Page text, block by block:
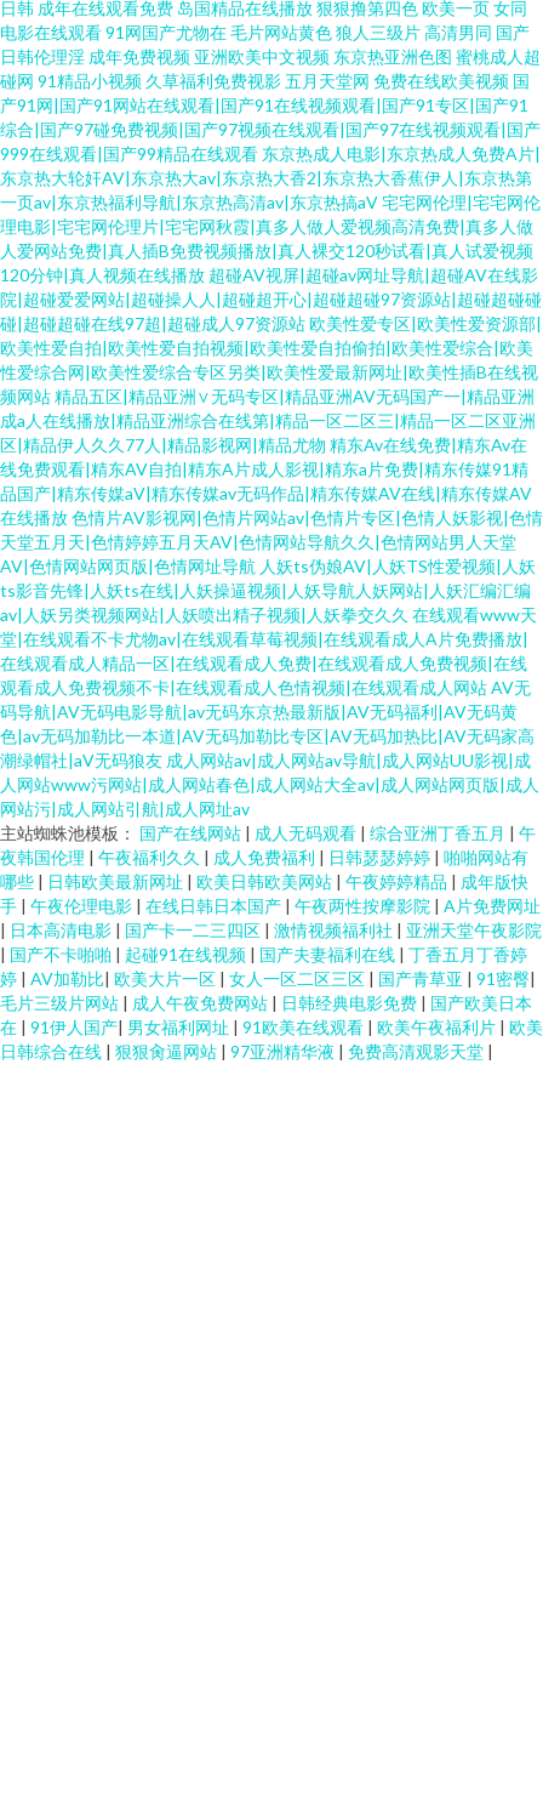
日韩 成年在线观看免费 岛国精品在线播放狠狠撸第四色欧美一页女同
电影在线观看91网国产尤物在毛片网站黄色狼人三级片高清男同 国产
日韩伦理淫 成年免费视频 亚洲欧美中文视频 东京热亚洲色图 蜜桃成人超
碰网 91精品小视频 久草福利免费视影五月天堂网 免费在线欧美视频 国
产91网|国产91网站在线观看|国产91在线视频观看|国产91专区|国产91
综合|国产97碰免费视频|国产97视频在线观看|国产97在线视频观看|国产
999在线观看|国产99精品在线观看 东京热成人电影|东京热成人免费A片|
东京热大轮奸AV|东京热大av|东京热大香2|东京热大香蕉伊人|东京热第
一页av|东京热福利导航|东京热高清av|东京热搞aV宅宅网伦理|宅宅网伦
理电影|宅宅网伦理片|宅宅网秋霞|真多人做人爱视频高清免费|真多人做
人爱网站免费|真人插B免费视频播放|真人裸交120秒试看|真人试爱视频
120分钟|真人视频在线播放 超碰AV视屏|超碰av网址导航|超碰AV在线影
院|超碰爱爱网站|超碰操人人|超碰超开心|超碰超碰97资源站|超碰超碰碰
碰|超碰超碰在线97超|超碰成人97资源站欧美性爱专区|欧美性爱资源部|
欧美性爱自拍|欧美性爱自拍视频|欧美性爱自拍偷拍|欧美性爱综合|欧美
性爱综合网|欧美性爱综合专区另类|欧美性爱最新网址|欧美性插B在线视
频网站精品五区|精品亚洲∨无码专区|精品亚洲AV无码国产一|精品亚洲
成a人在线播放|精品亚洲综合在线第|精品一区二区三|精品一区二区亚洲
区|精品伊人久久77人|精品影视网|精品尤物 精东Av在线免费|精东Av在
线免费观看|精东AV自拍|精东A片成人影视|精东a片免费|精东传媒91精
品国产|精东传媒aV|精东传媒av无码作品|精东传媒AV在线|精东传媒AV
在线播放色情片AV影视网|色情片网站av|色情片专区|色情人妖影视|色情
天堂五月天|色情婷婷五月天AV|色情网站导航久久|色情网站男人天堂
AV|色情网站网页版|色情网址导航 人妖ts伪娘AV|人妖TS性爱视频|人妖
ts影音先锋|人妖ts在线|人妖操逼视频|人妖导航人妖网站|人妖汇编汇编
av|人妖另类视频网站|人妖喷出精子视频|人妖拳交久久 在线观看www天
堂|在线观看不卡尤物av|在线观看草莓视频|在线观看成人A片免费播放|
在线观看成人精品一区|在线观看成人免费|在线观看成人免费视频|在线
观看成人免费视频不卡|在线观看成人色情视频|在线观看成人网站AV无
码导航|AV无码电影导航|av无码东京热最新版|AV无码福利|AV无码黄
色|av无码加勒比一本道|AV无码加勒比专区|AV无码加热比|AV无码家高
潮绿帽社|aV无码狼友 成人网站av|成人网站av导航|成人网站UU影视|成
人网站www污网站|成人网站春色|成人网站大全av|成人网站网页版|成人
网站污|成人网站引航|成人网址av
主站蜘蛛池模板： 国产在线网站 | 成人无码观看 | 综合亚洲丁香五月 | 午
夜韩国伦理 | 午夜福利久久 | 成人免费福利 | 日韩瑟瑟婷婷 | 啪啪网站有
哪些 | 日韩欧美最新网址 | 欧美日韩欧美网站 | 午夜婷婷精品 | 成年版快
手 | 午夜伦理电影 | 在线日韩日本国产 | 午夜两性按摩影院 | A片免费网址
| 日本高清电影 | 国产卡一二三四区 | 激情视频福利社 | 亚洲天堂午夜影院
| 国产不卡啪啪 | 起碰91在线视频 | 国产夫妻福利在线 | 丁香五月丁香婷
婷 | AV加勒比| 欧美大片一区 | 女人一区二区三区 | 国产青草亚 | 91密臀|
毛片三级片网站 | 成人午夜免费网站 | 日韩经典电影免费 | 国产欧美日本
在 | 91伊人国产| 男女福利网址 | 91欧美在线观看 | 欧美午夜福利片 | 欧美
日韩综合在线 | 狠狠肏逼网站 | 97亚洲精华液 | 免费高清观影天堂 |